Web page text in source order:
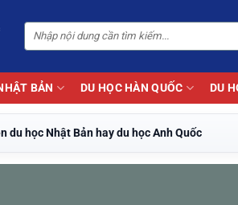
BẢN DU HỌC HÀN QUỐC DU
du học Nhật Bản hay du học Anh Quốc